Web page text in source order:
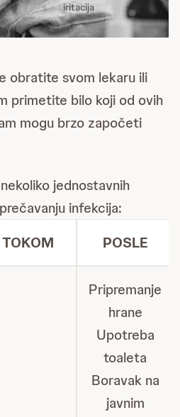
iritacija
obratite svom lekaru ili
primetite bilo koji od ovih
mogu brzo započeti
jednostavnih
infekcija:
TOKOM POSLE
Pripremanje
hrane
Upotreba
toaleta
Boravak na
javnim